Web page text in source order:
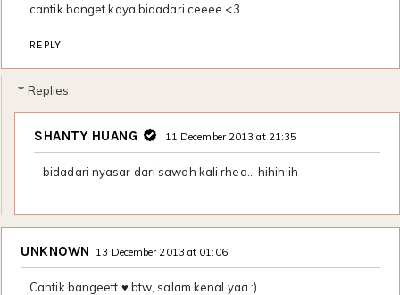
cantik banget kaya bidadari ceeee <3
REPLY
Replies
SHANTY HUANG 11 December 2013 at 21:35
bidadari nyasar dari sawah kali rhea... hihihiih
UNKNOWN 13 December 2013 at 01:06
Cantik bangeett ♥ btw, salam kenal yaa :)